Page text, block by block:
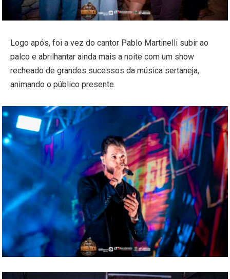
Logo após, foi a vez do cantor Pablo Martinelli subir ao
palco e abrilhantar ainda mais a noite com um show
recheado de grandes sucessos da música sertaneja,
animando o público presente.